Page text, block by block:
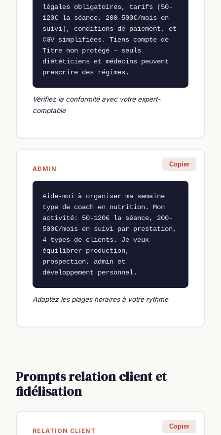
légales obligatoires, tarifs (50-
120€ la séance, 200-500€/mois en
suivi), conditions de paiement, et
CGV simplifiées. Tiens compte de
Titre non protégé – seuls
diététiciens et médecins peuvent
prescrire des régimes.
Vérifiez la conformité avec votre expert-
comptable
ADMIN
Copier
Aide-moi à organiser ma semaine
type de coach en nutrition. Mon
activité: 50-120€ la séance, 200-
500€/mois en suivi par prestation,
4 types de clients. Je veux
équilibrer production,
prospection, admin et
développement personnel.
Adaptez les plages horaires à votre rythme
Prompts relation client et
fidélisation
RELATION CLIENT
Copier